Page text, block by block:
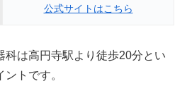
公式サイトはこちら
科は高円寺駅より徒歩20分とい
トです。